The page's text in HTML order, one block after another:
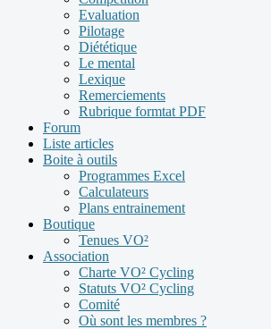
Evaluation
Pilotage
Diététique
Le mental
Lexique
Remerciements
Rubrique formtat PDF
Forum
Liste articles
Boite à outils
Programmes Excel
Calculateurs
Plans entrainement
Boutique
Tenues VO²
Association
Charte VO² Cycling
Statuts VO² Cycling
Comité
Où sont les membres ?